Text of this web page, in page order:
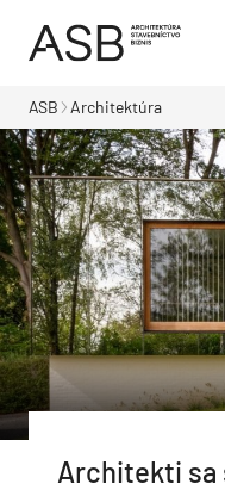
ASB Architektúra
Architekti sa